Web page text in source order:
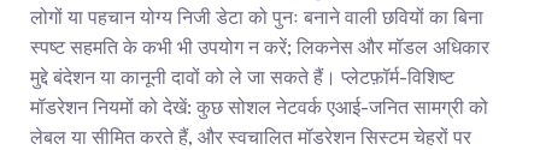
लोगों या पहचान योग्य निजी डेटा को पुनः बनाने वाली छवियों का बिना
स्पष्ट सहमति के कभी भी उपयोग न करें; लिकनेस और मॉडल अधिकार
मुद्दे बंदेशन या कानूनी दावों को ले जा सकते हैं। प्लेटफ़ॉर्म-विशिष्ट
मॉडरेशन नियमों को देखें: कुछ सोशल नेटवर्क एआई-जनित सामग्री को
लेबल या सीमित करते हैं, और स्वचालित मॉडरेशन सिस्टम चेहरों पर